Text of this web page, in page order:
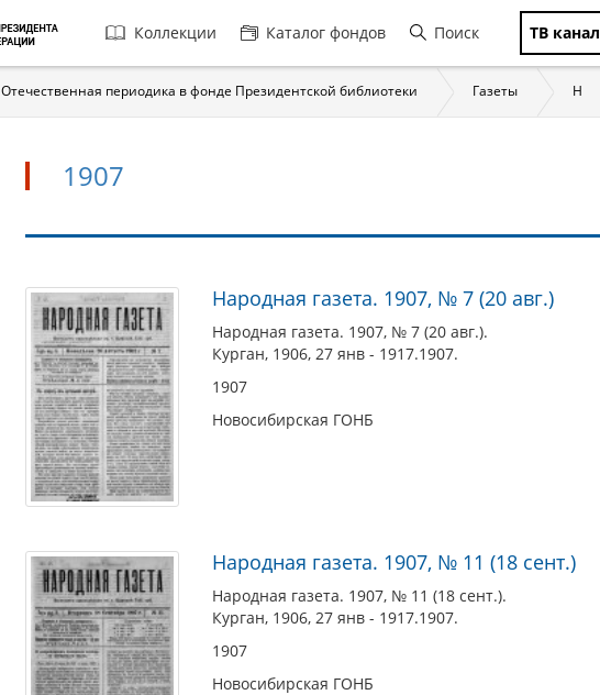
Главная
навигация
Коллекции Каталог фондов Поиск ТВ канал
Отечественная периодика в фонде Президентской библиотеки Газеты Н
1907
1907 Народная газета. 1907, № 7 (20 авг.)
Народная газета. 1907, № 7 (20 авг.).
Курган, 1906, 27 янв - 1917.1907.
1907
Новосибирская ГОНБ
Народная газета. 1907, № 11 (18 сент.)
Народная газета. 1907, № 11 (18 сент.).
Курган, 1906, 27 янв - 1917.1907.
1907
Новосибирская ГОНБ